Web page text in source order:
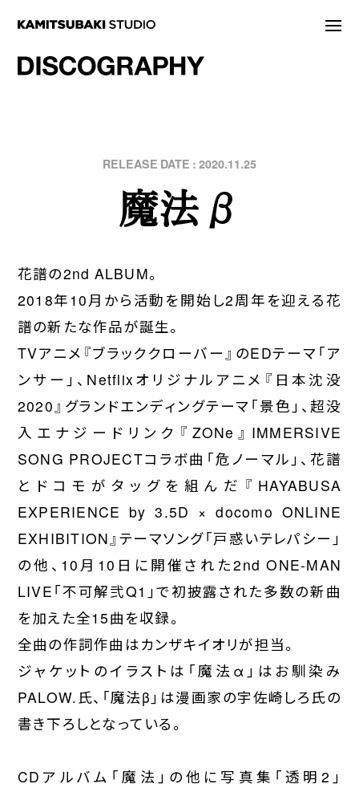
LIVE/EVENT
DISCOGRAPHY
STORE
PROJECT
WORDS
CONTACT
JOIN
2020.11.25
魔法β
花譜の2nd ALBUM。
2018年10月から活動を開始し2周年を迎える花
譜の新たな作品が誕生。
TVアニメ『ブラッククローバー』のEDテーマ「ア
ンサー」、Netflixオリジナルアニメ『日本沈没
2020』グランドエンディングテーマ「景色」、超没
入エナジードリンク『ZONe』IMMERSIVE
SONG PROJECTコラボ曲「危ノーマル」、花譜
とドコモがタッグを組んだ『HAYABUSA
EXPERIENCE by 3.5D × docomo ONLINE
EXHIBITION』テーマソング「戸惑いテレパシー」
の他、10月10日に開催された2nd ONE-MAN
LIVE「不可解弐Q1」で初披露された多数の新曲
を加えた全15曲を収録。
全曲の作詞作曲はカンザキイオリが担当。
ジャケットのイラストは「魔法α」はお馴染み
PALOW.氏、「魔法β」は漫画家の宇佐崎しろ氏の
書き下ろしとなっている。
CDアルバム「魔法」の他に写真集「透明2」